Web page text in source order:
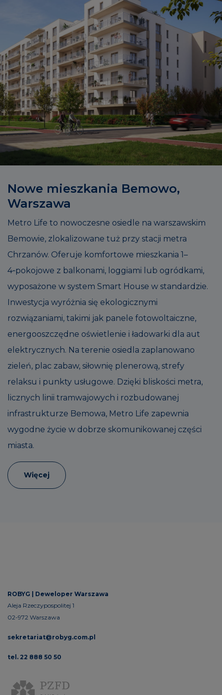
Nowe mieszkania Bemowo,
Warszawa
Metro Life to nowoczesne osiedle na warszawskim
Bemowie, zlokalizowane tuż przy stacji metra
Chrzanów. Oferuje komfortowe mieszkania 1–
4‑pokojowe z balkonami, loggiami lub ogródkami,
wyposażone w system Smart House w standardzie.
Inwestycja wyróżnia się ekologicznymi
rozwiązaniami, takimi jak panele fotowoltaiczne,
energooszczędne oświetlenie i ładowarki dla aut
elektrycznych. Na terenie osiedla zaplanowano
zieleń, plac zabaw, siłownię plenerową, strefy
relaksu i punkty usługowe. Dzięki bliskości metra,
licznych linii tramwajowych i rozbudowanej
infrastrukturze Bemowa, Metro Life zapewnia
wygodne życie w dobrze skomunikowanej części
miasta.
Więcej
ROBYG | Deweloper Warszawa
Aleja Rzeczypospolitej 1
02-972 Warszawa
sekretariat@robyg.com.pl
tel. 22 888 50 50